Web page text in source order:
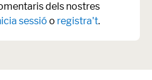
dels nostres
sessió o registra't.